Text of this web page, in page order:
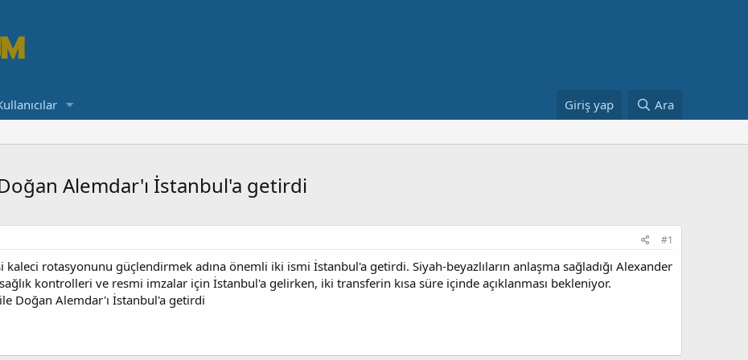
Giriş yap Ara
Alemdar'ı İstanbul'a getirdi
#1
kaleci rotasyonunu güçlendirmek adına önemli iki ismi İstanbul'a getirdi. Siyah-beyazlıların anlaşma sağladığı Alexander
kontrolleri ve resmi imzalar için İstanbul'a gelirken, iki transferin kısa süre içinde açıklanması bekleniyor.
Doğan Alemdar'ı İstanbul'a getirdi